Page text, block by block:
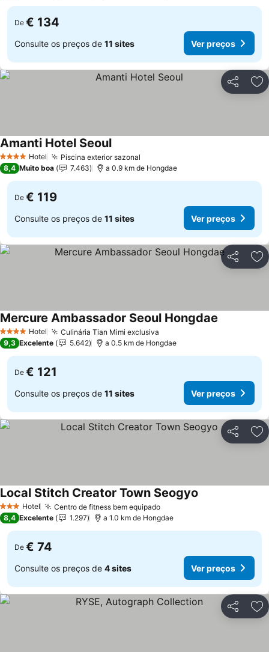
De € 134
Consulte os preços de 11 sites Ver preços
Partilhar
4 EstrelasHotel Piscina exterior sazonal
Amanti Hotel SeoulVer preços
8,4 Muito boa 7.463 a 0.9 km de Hongdae
De € 119
Consulte os preços de 11 sites Ver preços
Partilhar
4 EstrelasHotel Culinária Tian Mimi exclusiva
Mercure Ambassador Seoul Hongdae
9,3 Excelente 5.642 a 0.5 km de Hongdae
De € 121
Consulte os preços de 11 sites Ver preços
Partilhar
3 EstrelasHotel Centro de fitness bem equipadoVer preços
Local Stitch Creator Town Seogyo
8,4 Excelente 1.297 a 1.0 km de Hongdae
De € 74
Consulte os preços de 4 sites Ver preços
Partilhar